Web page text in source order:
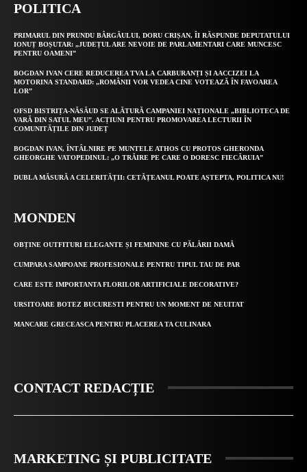
POLITICA
PRIMARUL DIN PRUNDU BÂRGĂULUI, DORU CRIȘAN, ÎI RĂSPUNDE DEPUTATULUI
IONUȚ BOȘUTAR: „JUDEȚUL ARE NEVOIE DE PARLAMENTARI CARE MUNCESC
PENTRU OAMENI”
BOGDAN IVAN CERE REDUCEREA TVA LA CARBURANȚI ȘI AACCIZEI LA
MOTORINA STANDARD: „ROMÂNII VOR VEDEA CINE VOTEAZĂ ÎN FAVOAREA
LOR”
OFSD BISTRIȚA-NĂSĂUD SE ALĂTURĂ CAMPANIEI NAȚIONALE „BIBLIOTECA DE
VARĂ DIN SATUL MEU”. ACȚIUNI PENTRU PROMOVAREA LECTURII ÎN
COMUNITĂȚILE DIN JUDEȚ
BOGDAN IVAN, ÎNTÂLNIRE PE MUNTELE ATHOS CU PROTOS GHERONDA
GHEORGHE VATOPEDINUL: „O TRĂIRE PE CARE O DORESC FIECĂRUIA”
DUBLA MĂSURĂ A CELERITĂȚII: CETĂȚEANUL POATE AȘTEPTA, POLITICA NU!
MONDEN
OBȚINE OUTFITURI ELEGANTE ȘI FEMININE CU PĂLĂRII DAMĂ
CUMPARA SAMPOANE PROFESIONALE PENTRU TIPUL TAU DE PAR
CARE ESTE IMPORTANTA FLORILOR ARTIFICIALE DECORATIVE?
URSITOARE BOTEZ BUCURESTI PENTRU UN MOMENT DE NEUITAT
MANCARE GRECEASCA PENTRU PLACEREA TA CULINARA
CONTACT REDACȚIE
MARKETING ȘI PUBLICITATE